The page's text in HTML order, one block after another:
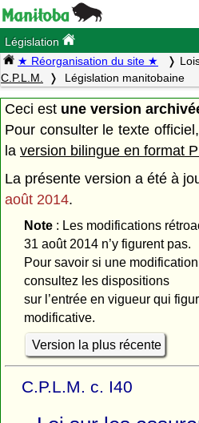
Législation
★ Réorganisation du site ★
C.P.L.M.
Législation manitobaine
Ceci est une version
Pour consulter le texte
la version bilingue en format
La présente version a été à
août 2014.
Note: Les modifications
31 août 2014 n’y figurent pas.
Pour savoir si une
consultez les dispositions
sur l’entrée en vigueur qui
modificative.
Version la plus récente
C.P.L.M. c. I40